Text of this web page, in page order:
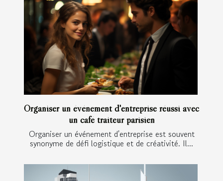
Organiser un événement d'entreprise réussi avec
un café traiteur parisien
Organiser un événement d'entreprise est souvent
synonyme de défi logistique et de créativité. Il...